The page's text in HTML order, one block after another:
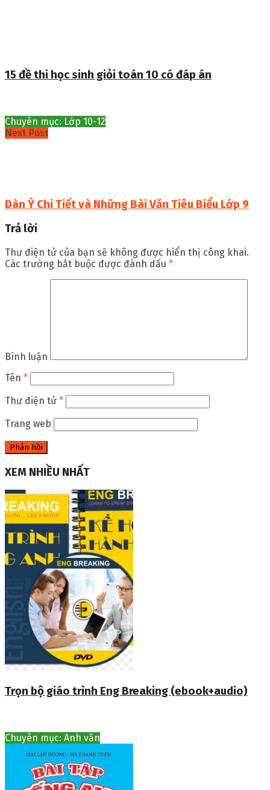
15 đề thi học sinh giỏi toán 10 có đáp án
Chuyên mục: Lớp 10-12
Next Post
Dàn Ý Chi Tiết và Những Bài Văn Tiêu Biểu Lớp 9
Trả lời
Thư điện tử của bạn sẽ không được hiển thị công khai.
Các trường bắt buộc được đánh dấu *
Bình luận
Tên *
Thư điện tử *
Trang web
XEM NHIỀU NHẤT
Trọn bộ giáo trình Eng Breaking (ebook+audio)
Chuyên mục: Anh văn